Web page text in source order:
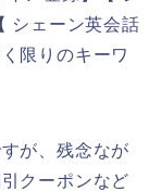
シェーン英会話
限りのキーワ
が、残念なが
クーポンなど